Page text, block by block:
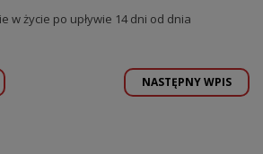
w życie po upływie 14 dni od dnia
NASTĘPNY WPIS